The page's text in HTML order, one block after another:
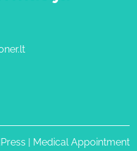
| Medical Appointment